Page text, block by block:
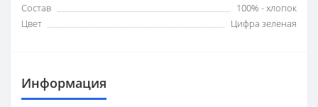
Состав
100% - хлопок
Цвет
Цифра зеленая
Информация